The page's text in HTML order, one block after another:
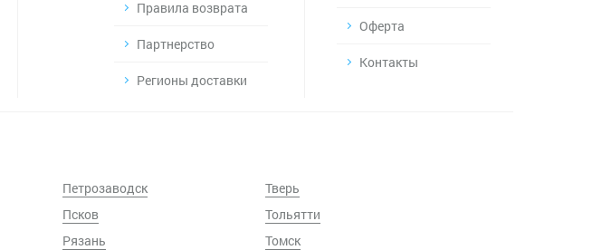
Правила возврата
Партнерство
Регионы доставки
Оферта
Контакты
Петрозаводск
Псков
Рязань
Тверь
Тольятти
Томск